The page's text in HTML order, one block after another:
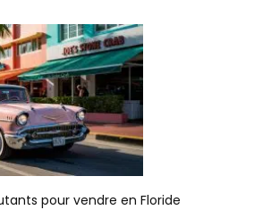
pour vendre en Floride